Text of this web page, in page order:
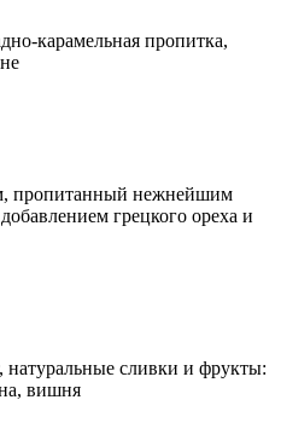
карамельная пропитка,
пропитанный нежнейшим
грецкого ореха и
сливки и фрукты:
вишня